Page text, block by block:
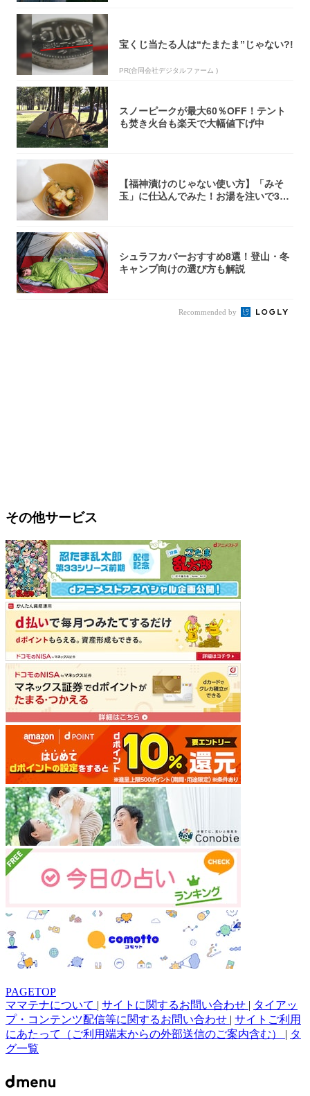
宝くじ当たる人は“たまたま”じゃない?!
PR(合同会社デジタルファーム )
スノーピークが最大60％OFF！テント
も焚き火台も楽天で大幅値下げ中
【福神漬けのじゃない使い方】「みそ
玉」に仕込んでみた！お湯を注いで30
シュラフカバーおすすめ8選！登山・冬
キャンプ向けの選び方も解説
Recommended by
その他サービス
PAGETOP
ママテナについて | サイトに関するお問い合わせ | タイアッ
プ・コンテンツ配信等に関するお問い合わせ | サイトご利用
にあたって（ご利用端末からの外部送信のご案内含む） | タ
グ一覧